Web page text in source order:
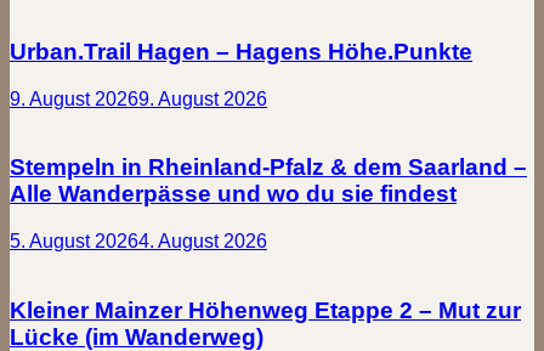
Urban.Trail Hagen – Hagens Höhe.Punkte
9. August 20269. August 2026
Stempeln in Rheinland-Pfalz & dem Saarland –
Alle Wanderpässe und wo du sie findest
5. August 20264. August 2026
Kleiner Mainzer Höhenweg Etappe 2 – Mut zur
Lücke (im Wanderweg)